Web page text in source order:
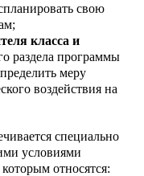
свою
класса и
раздела программы
меру
воздействия на
специально
условиями
относятся: